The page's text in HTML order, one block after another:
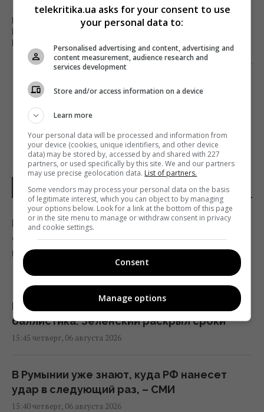
Предыдущий пост
ПРЕЗИДЕНТ ХОЧЕТ, ЧТОБЫ
Следующий пост
ПЕРЕНЕСТИ
НОВОСТИ УКРАИНЫ
В Фонде госимущества прогнозируют
сложности с приватизацией крупных
государственных активов
15:58 четверг, 06 августа 2026
Когда у Украины появится собственная
баллистика: Зеленский раскрыл сроки
15:45 четверг, 06 августа 2026
В Румынии уже знают, куда РФ нанесет
удар в следующий раз, – СМИ
15:40 четверг, 06 августа 2026
telekritika.ua asks for your consent to use
your personal data to:
Personalised advertising and content, advertising and
content measurement, audience research and
services development
Store and/or access information on a device
Learn more
Your personal data will be processed and information from
your device (cookies, unique identifiers, and other device
data) may be stored by, accessed by and shared with 227
partners, or used specifically by this site. We and our partners
may use precise geolocation data. List of partners.
Some vendors may process your personal data on the basis
of legitimate interest, which you can object to by managing
your options below. Look for a link at the bottom of this page
or in the site menu to manage or withdraw consent in privacy
and cookie settings.
Consent
Manage options